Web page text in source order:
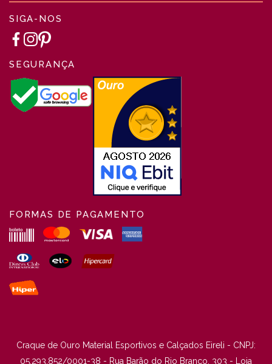
SIGA-NOS
SEGURANÇA
FORMAS DE PAGAMENTO
Craque de Ouro Material Esportivos e Calçados Eireli - CNPJ:
05.293.852/0001-38 - Rua Barão do Rio Branco, 303 - Loja